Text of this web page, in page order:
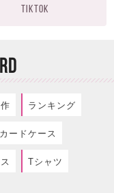
TIKTOK
ランキング
カードケース
Tシャツ